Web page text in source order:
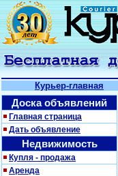
Курьер-главная
Доска объявлений
Главная страница
Дать объявление
Недвижимость
Купля - продажа
Аренда